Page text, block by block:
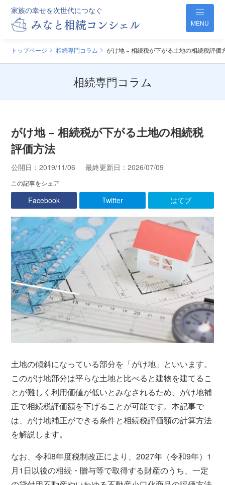
家族の幸せを次世代につなぐ
MENU
トップページ 相続専門コラム がけ地 − 相続税が下がる土地の相続税評価
相続専門コラム
がけ地 − 相続税が下がる土地の相続税
評価方法
公開日：2019/11/06 最終更新日：2026/07/09
この記事をシェア
Facebook Twitter はてブ
土地の傾斜になっている部分を「がけ地」といいます。
このがけ地部分は平らな土地と比べると建物を建てるこ
とが難しく利用価値が低いとみなされるため、がけ地補
正で相続税評価額を下げることが可能です。本記事で
は、がけ地補正ができる条件と相続税評価額の計算方法
を解説します。
なお、令和8年度税制改正により、2027年（令和9年）1
月1日以後の相続・贈与等で取得する財産のうち、一定